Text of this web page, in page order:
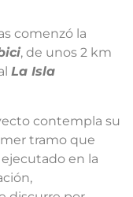
comenzó la
, de unos 2 km
La Isla
contempla su
tramo que
en la